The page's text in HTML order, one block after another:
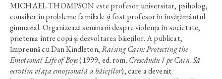
MICHAEL THOMPSON este profesor universitar, psiholog,
consilier în probleme familiale și fost profesor în învățământul
gimnazial. Organizează seminarii despre violența în societate,
prietenia între copii și dezvoltarea băieților. A publicat,
împreună cu Dan Kindleton,Raising Cain: Protecting the
Emotional Life of Boys(1999; ed. rom. Crescându-l pe Cain. Să
ocrotim viața emoțională a băieților), care a devenit